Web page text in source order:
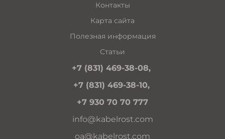
Контакты
Карта сайта
Полезная информация
Статьи
+7 (831) 469-38-08,
+7 (831) 469-38-10,
+7 930 70 70 777
info@kabelrost.com
oa@kabelrost.com